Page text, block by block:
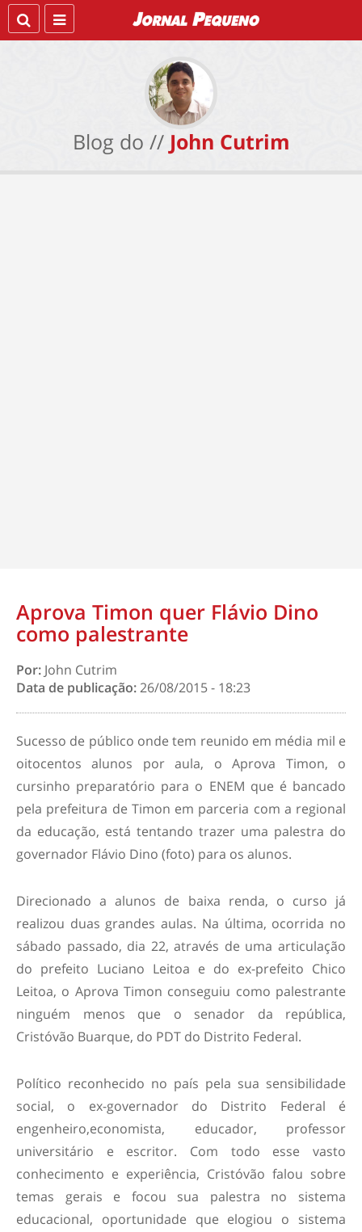
Blog do // John Cutrim
Aprova Timon quer Flávio Dino
como palestrante
Por: John Cutrim
Data de publicação:26/08/2015 - 18:23
Sucesso de público onde tem reunido em média mil e
oitocentos alunos por aula, o Aprova Timon, o
cursinho preparatório para o ENEM que é bancado
pela prefeitura de Timon em parceria com a regional
da educação, está tentando trazer uma palestra do
governador Flávio Dino (foto) para os alunos.
Direcionado a alunos de baixa renda, o curso já
realizou duas grandes aulas. Na última, ocorrida no
sábado passado, dia 22, através de uma articulação
do prefeito Luciano Leitoa e do ex-prefeito Chico
Leitoa, o Aprova Timon conseguiu como palestrante
ninguém menos que o senador da república,
Cristóvão Buarque, do PDT do Distrito Federal.
Político reconhecido no país pela sua sensibilidade
social, o ex-governador do Distrito Federal é
engenheiro,economista, educador, professor
universitário e escritor. Com todo esse vasto
conhecimento e experiência, Cristóvão falou sobre
temas gerais e focou sua palestra no sistema
educacional, oportunidade que elogiou o sistema